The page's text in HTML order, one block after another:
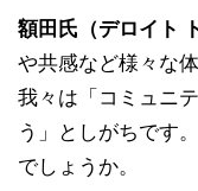
額田氏（デロイト
や共感など様々な
我々は「コミュニ
う」としがちです
でしょうか。